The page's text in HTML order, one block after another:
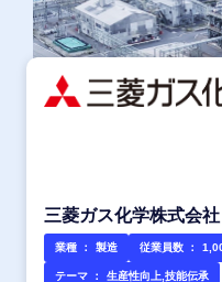
三菱ガス化学株式会社
業種 ： 製造 従業員数 ：
テーマ ： 生産性向上,技能伝承